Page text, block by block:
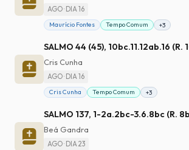
AGO · DIA 16
Maurício Fontes Tempo Comum +3
Cris Cunha
AGO · DIA 16
Cris Cunha Tempo Comum +3
Beá Gandra
AGO · DIA 23